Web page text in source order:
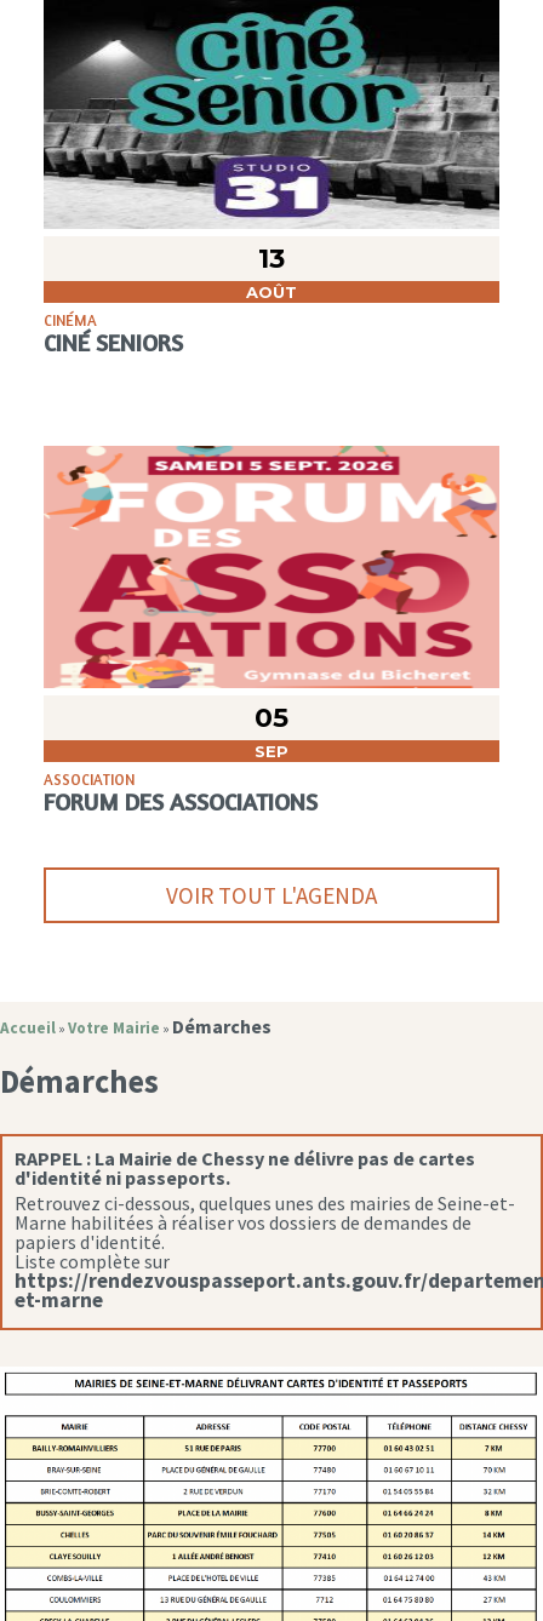
13
AOÛT
CINÉMA
CINÉ SENIORS
05
SEP
ASSOCIATION
FORUM DES ASSOCIATIONS
VOIR TOUT L'AGENDA
Accueil » Votre Mairie » Démarches
Démarches
RAPPEL : La Mairie de Chessy ne délivre pas de cartes
d'identité ni passeports.
Retrouvez ci-dessous, quelques unes des mairies de Seine-et-
Marne habilitées à réaliser vos dossiers de demandes de
papiers d'identité.
Liste complète sur
https://rendezvouspasseport.ants.gouv.fr/
et-marne